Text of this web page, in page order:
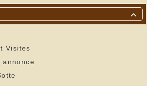

Visites
annonce